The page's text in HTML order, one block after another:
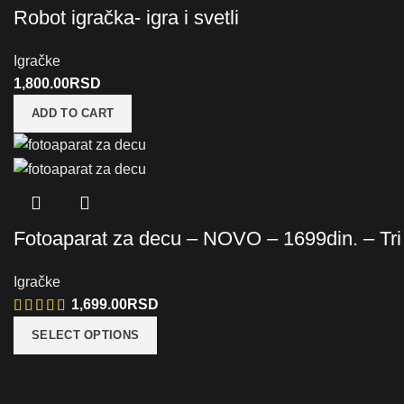
Robot igračka- igra i svetli
Igračke
1,800.00RSD
ADD TO CART
Fotoaparat za decu – NOVO – 1699din. –
Igračke
1,699.00RSD
SELECT OPTIONS